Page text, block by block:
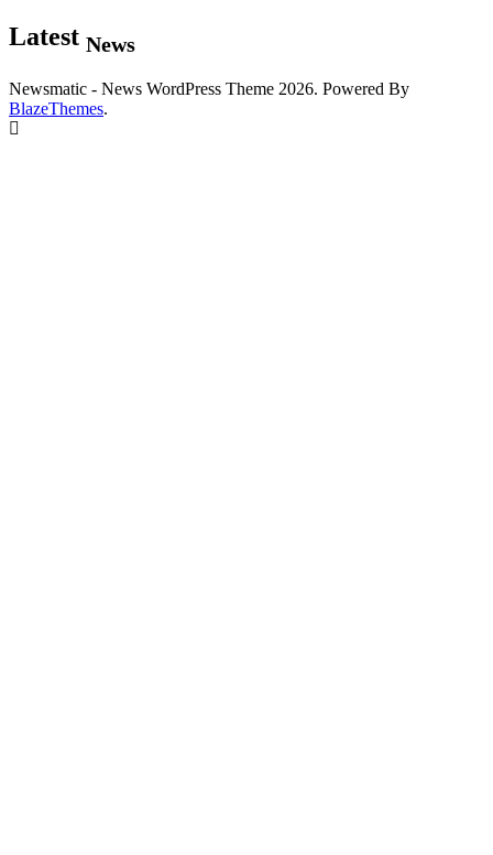
Latest News
Newsmatic - News WordPress Theme 2026. Powered By
BlazeThemes.